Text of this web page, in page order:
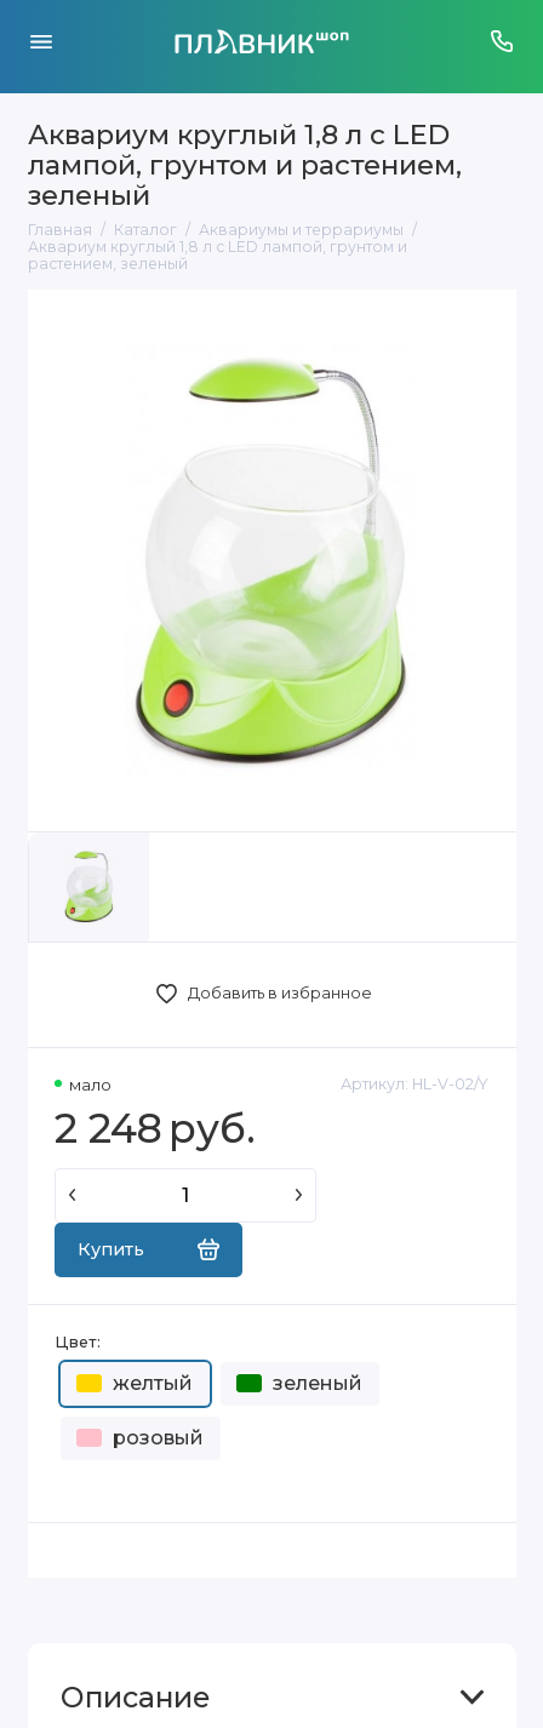
Аквариум круглый 1,8 л с LED
лампой, грунтом и растением,
зеленый
Главная Каталог
Аквариумы и террариумы
Аквариум круглый 1,8 л с LED лампой, грунтом и
растением, зеленый
Добавить в избранное
мало Артикул: HL-V-02/Y
2 248 руб.
Купить
Цвет:
желтый зеленый
розовый
Описание